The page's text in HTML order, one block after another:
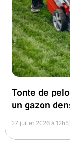
Tonte de
un gazon
27 juillet 2026 à